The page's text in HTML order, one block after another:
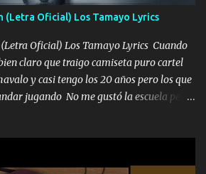
(Letra Oficial) Los Tamayo Lyrics
Oficial) Los Tamayo Lyrics Cuando
claro que traigo camiseta puro cartel
y casi tengo los 20 años pero los que
jugando No me gustó la escuela pero
Sobrino Del Brazo Armad0 Con mi Glock